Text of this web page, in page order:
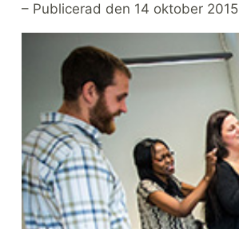
– Publicerad den 14 oktober 2015